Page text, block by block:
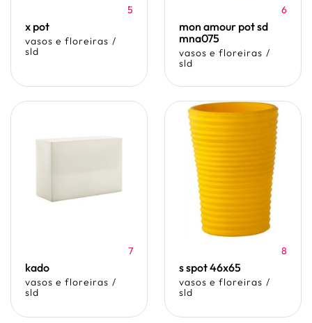
5
x pot
vasos e floreiras /
sld
6
mon amour pot sd
mna075
vasos e floreiras /
sld
7
kado
vasos e floreiras /
sld
8
s spot 46x65
vasos e floreiras /
sld